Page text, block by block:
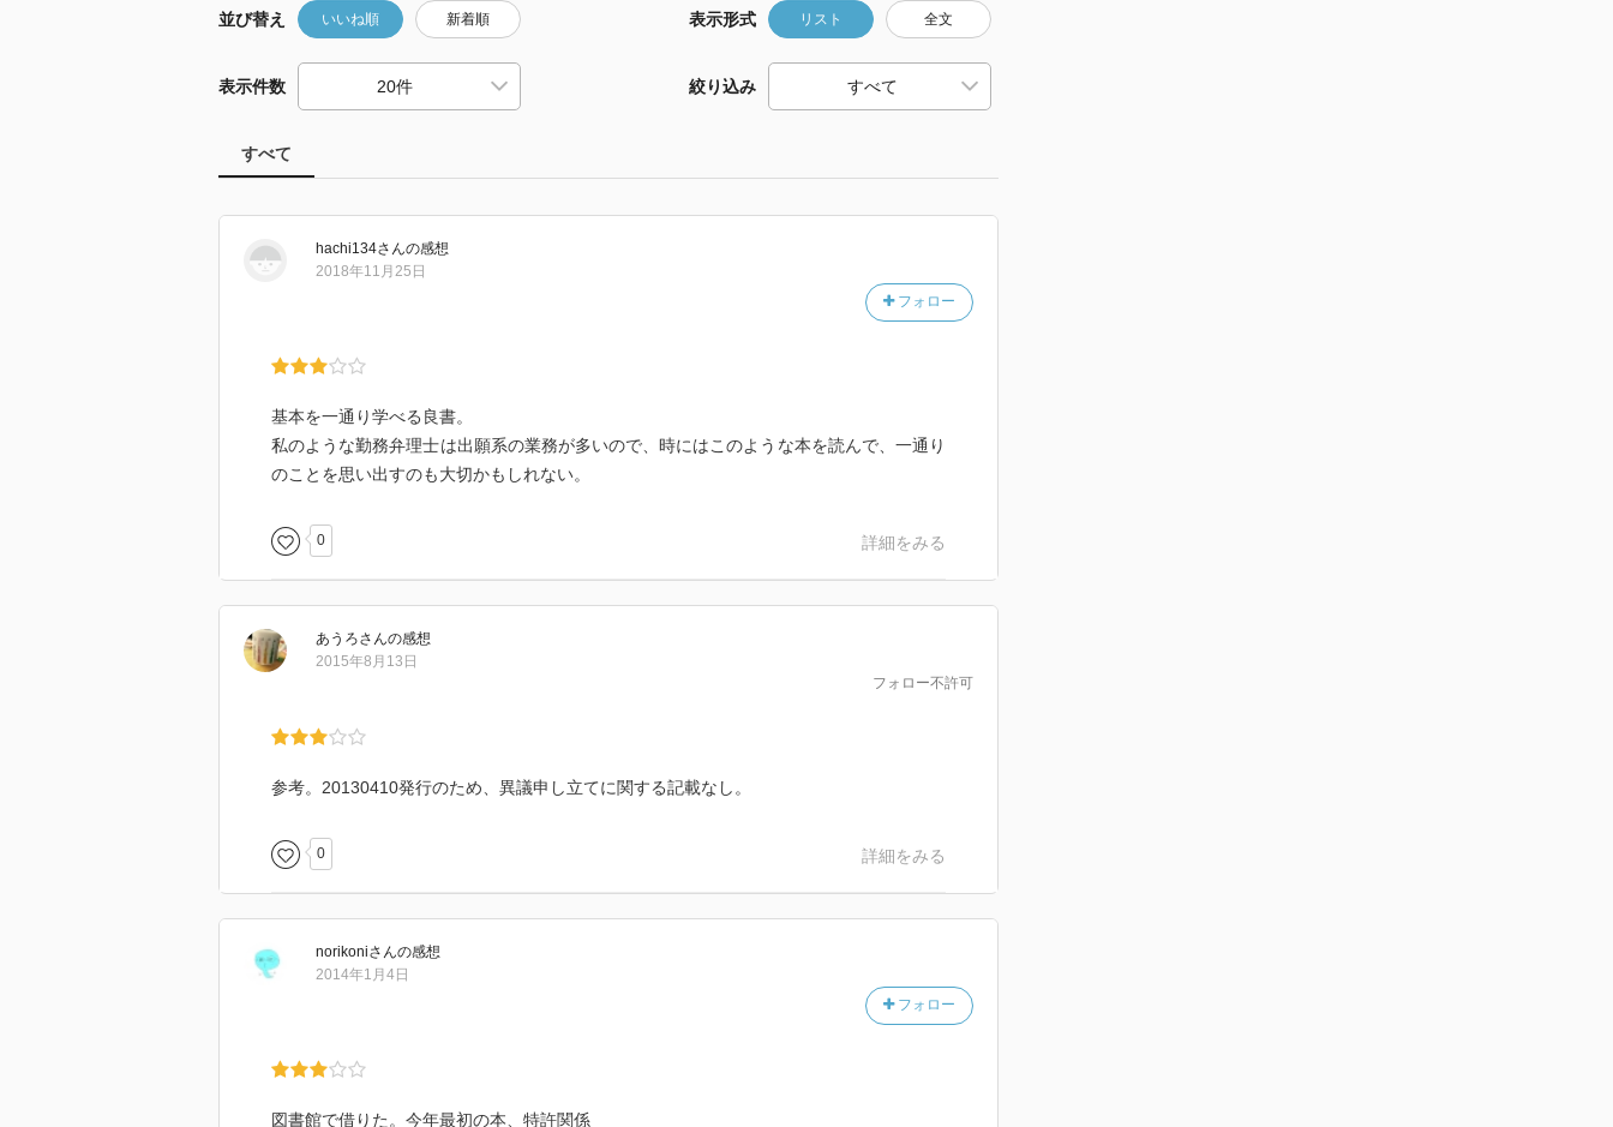
並び替え いいね順 新着順 表示形式 リスト 全文
表示件数 絞り込み
すべて
hachi134さんの感想
フォロー
2018年11月25日
基本を一通り学べる良書。
私のような勤務弁理士は出願系の業務が多いので、時にはこのような本を読んで、一通り
のことを思い出すのも大切かもしれない。
0 詳細をみる
あうろさんの感想
フォロー不許可
2015年8月13日
参考。20130410発行のため、異議申し立てに関する記載なし。
0 詳細をみる
norikoniさんの感想
フォロー
2014年1月4日
図書館で借りた。今年最初の本、特許関係